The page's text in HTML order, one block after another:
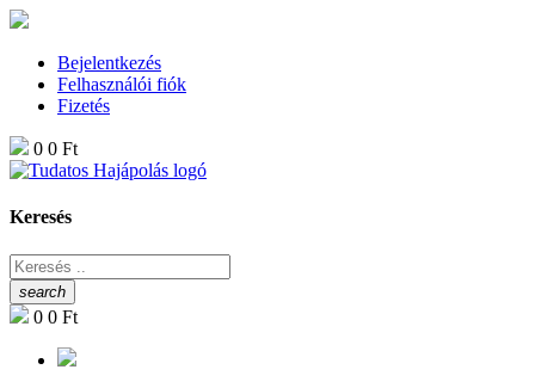
Bejelentkezés
Felhasználói fiók
Fizetés
0 0 Ft
Keresés
search
0 0 Ft